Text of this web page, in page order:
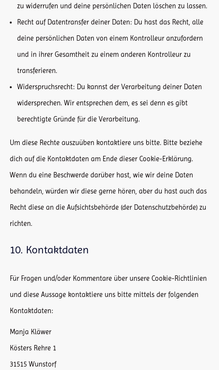
zu widerrufen und deine persönlichen Daten löschen zu lassen.
Recht auf Datentransfer deiner Daten: Du hast das Recht, alle
deine persönlichen Daten von einem Kontrolleur anzufordern
und in ihrer Gesamtheit zu einem anderen Kontrolleur zu
transferieren.
Widerspruchsrecht: Du kannst der Verarbeitung deiner Daten
widersprechen. Wir entsprechen dem, es sei denn es gibt
berechtigte Gründe für die Verarbeitung.
Um diese Rechte auszuüben kontaktiere uns bitte. Bitte beziehe
dich auf die Kontaktdaten am Ende dieser Cookie-Erklärung.
Wenn du eine Beschwerde darüber hast, wie wir deine Daten
behandeln, würden wir diese gerne hören, aber du hast auch das
Recht diese an die Aufsichtsbehörde (der Datenschutzbehörde) zu
richten.
10. Kontaktdaten
Für Fragen und/oder Kommentare über unsere Cookie-Richtlinien
und diese Aussage kontaktiere uns bitte mittels der folgenden
Kontaktdaten:
Manja Kläwer
Kösters Rehre 1
31515 Wunstorf